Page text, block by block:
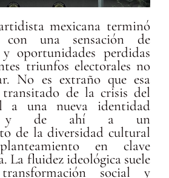
mexicana terminó
una sensación de
oportunidades perdidas
triunfos electorales no
No es extraño que esa
transitado de la crisis del
a una nueva identidad
y de ahí a un
de la diversidad cultural
en clave
La fluidez ideológica suele
social y